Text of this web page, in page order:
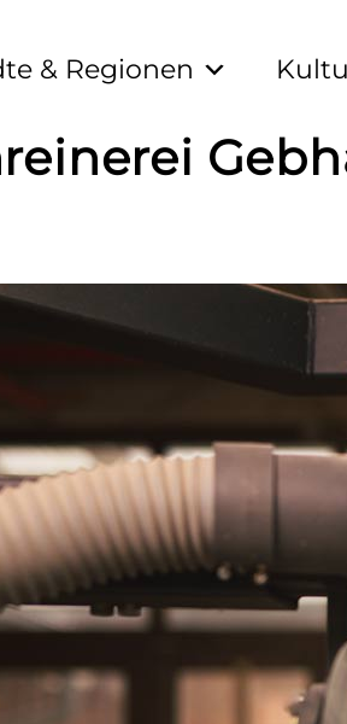
& Regionen